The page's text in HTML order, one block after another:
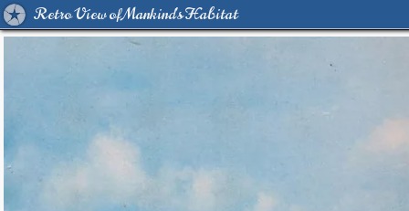
Retro View of Mankind's Habitat